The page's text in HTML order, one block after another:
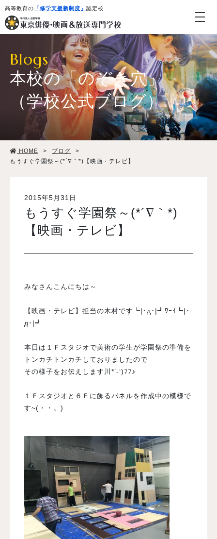
高等教育の 「修学支援新制度」 認定校
学校紹介・教育システム
専攻・コース紹介
就職・デビュー
Blogs
本校の「のぞき穴」
（学校公式ブログ）
HOME > ブログ
>
もうすぐ学園祭～(*´∇｀*)【映画・テレビ】
2015年5月31日
もうすぐ学園祭～(*´∇｀*)
【映画・テレビ】
みなさんこんにちは～
【映画・テレビ】担当の木村です┗|･д･|┛ﾜｰｲ┗|･
д･|┛
本日は１Ｆスタジオで美術の学生が学園祭の準備を
トンカチトンカチしておりましたので
その様子をお伝えします川*’-‘)ﾌﾌ♪
１Ｆスタジオと６Ｆに飾るパネルを作成中の模様で
す~(・・。)